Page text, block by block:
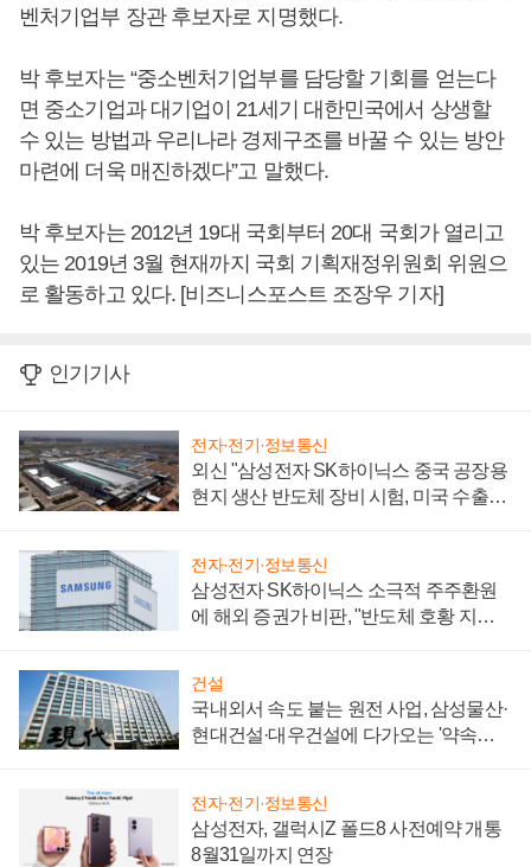
벤처기업부 장관 후보자로 지명했다.
박 후보자는 “중소벤처기업부를 담당할 기회를 얻는다
면 중소기업과 대기업이 21세기 대한민국에서 상생할
수 있는 방법과 우리나라 경제구조를 바꿀 수 있는 방안
마련에 더욱 매진하겠다”고 말했다.
박 후보자는 2012년 19대 국회부터 20대 국회가 열리고
있는 2019년 3월 현재까지 국회 기획재정위원회 위원으
로 활동하고 있다. [비즈니스포스트 조장우 기자]
인기기사
전자·전기·정보통신
외신 "삼성전자 SK하이닉스 중국 공장용
현지 생산 반도체 장비 시험, 미국 수출통
전자·전기·정보통신
삼성전자 SK하이닉스 소극적 주주환원
에 해외 증권가 비판, "반도체 호황 지속
건설
국내외서 속도 붙는 원전 사업, 삼성물산·
현대건설·대우건설에 다가오는 '약속의
전자·전기·정보통신
삼성전자, 갤럭시Z 폴드8 사전예약 개통
8월31일까지 연장